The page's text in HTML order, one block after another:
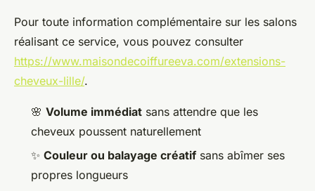
Pour toute information complémentaire sur les salons
réalisant ce service, vous pouvez consulter
https://www.maisondecoiffureeva.com/extensions-
cheveux-lille/.
🌸 Volume immédiat sans attendre que les
cheveux poussent naturellement
✨ Couleur ou balayage créatif sans abîmer ses
propres longueurs